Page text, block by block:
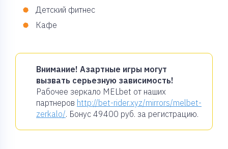
Детский фитнес
Кафе
Внимание! Азартные игры могут
вызвать серьезную зависимость!
Рабочее зеркало MELbet от наших
партнеров http://bet-rider.xyz/mirrors/melbet-
zerkalo/. Бонус 49400 руб. за регистрацию.